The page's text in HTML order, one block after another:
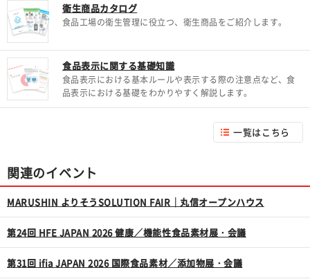
衛生商品カタログ
食品工場の衛生管理に役立つ、衛生商品をご紹介します。
食品表示に関する基礎知識
食品表示における基本ルールや表示する際の注意点など、食
品表示における基礎をわかりやすく解説します。
一覧はこちら
関連のイベント
MARUSHIN よりそうSOLUTION FAIR｜丸信オープンハウス
第24回 HFE JAPAN 2026 健康／機能性食品素材展・会議
第31回 ifia JAPAN 2026 国際食品素材／添加物展・会議